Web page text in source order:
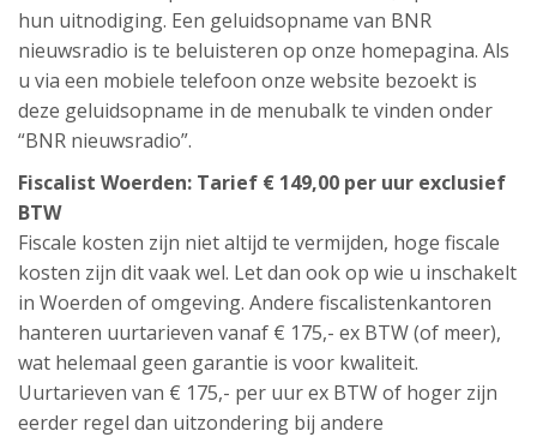
hun uitnodiging. Een geluidsopname van BNR
nieuwsradio is te beluisteren op onze homepagina. Als
u via een mobiele telefoon onze website bezoekt is
deze geluidsopname in de menubalk te vinden onder
“BNR nieuwsradio”.
Fiscalist Woerden: Tarief € 149,00 per uur exclusief
BTW
Fiscale kosten zijn niet altijd te vermijden, hoge fiscale
kosten zijn dit vaak wel. Let dan ook op wie u inschakelt
in Woerden of omgeving. Andere fiscalistenkantoren
hanteren uurtarieven vanaf € 175,- ex BTW (of meer),
wat helemaal geen garantie is voor kwaliteit.
Uurtarieven van € 175,- per uur ex BTW of hoger zijn
eerder regel dan uitzondering bij andere